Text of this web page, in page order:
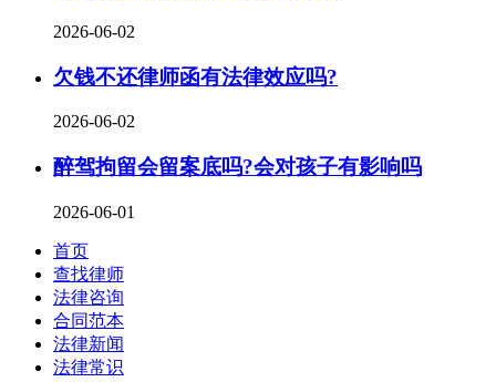
2026-06-02
欠钱不还律师函有法律效应吗?
2026-06-02
醉驾拘留会留案底吗?会对孩子有影响吗
2026-06-01
首页
查找律师
法律咨询
合同范本
法律新闻
法律常识